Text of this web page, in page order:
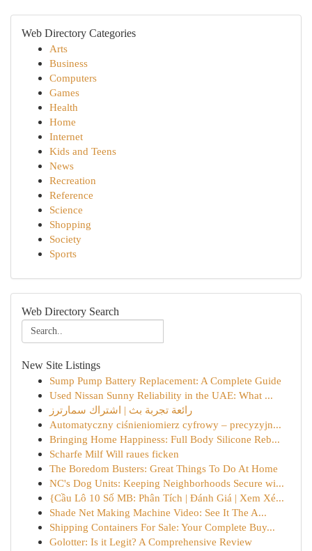
Web Directory Categories
Arts
Business
Computers
Games
Health
Home
Internet
Kids and Teens
News
Recreation
Reference
Science
Shopping
Society
Sports
Web Directory Search
New Site Listings
Sump Pump Battery Replacement: A Complete Guide
Used Nissan Sunny Reliability in the UAE: What ...
رائعة تجربة بث | اشتراك سمارترز
Automatyczny ciśnieniomierz cyfrowy – precyzyjn...
Bringing Home Happiness: Full Body Silicone Reb...
Scharfe Milf Will raues ficken
The Boredom Busters: Great Things To Do At Home
NC's Dog Units: Keeping Neighborhoods Secure wi...
{Cầu Lô 10 Số MB: Phân Tích | Đánh Giá | Xem Xé...
Shade Net Making Machine Video: See It The A...
Shipping Containers For Sale: Your Complete Buy...
Golotter: Is it Legit? A Comprehensive Review